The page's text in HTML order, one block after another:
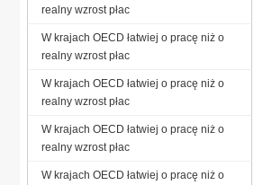
realny wzrost płac
W krajach OECD łatwiej o pracę niż o
realny wzrost płac
W krajach OECD łatwiej o pracę niż o
realny wzrost płac
W krajach OECD łatwiej o pracę niż o
realny wzrost płac
W krajach OECD łatwiej o pracę niż o